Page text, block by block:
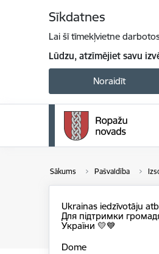
Sīkdatnes
Lai šī tīmekļvietne
Lūdzu, atzīmējiet savu
Noraidīt
Sākums Pašvaldība
Ukrainas iedzīvotāju
Для підтримки
України 💛💙
Dome